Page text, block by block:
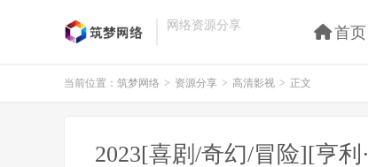
网络资源分享 首页
当前位置： 筑梦网络 > 资源分享 > 高清影视 > 正文
2023[喜剧/奇幻/冒险][亨利